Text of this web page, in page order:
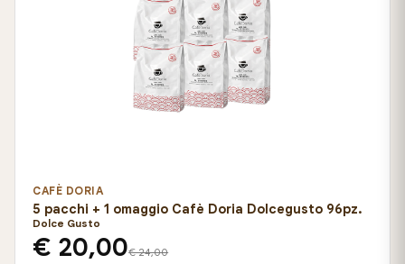
CAFÈ DORIA
5 pacchi + 1 omaggio Cafè Doria Dolcegusto 96pz.
Dolce Gusto
€ 20,00€ 24,00